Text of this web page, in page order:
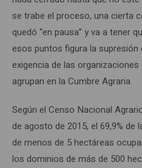
se trabe el proceso, una cierta
quedó “en pausa” y va a tener
esos puntos figura la
exigencia de las
agrupan en la Cumbre Agraria.
Según el Censo Nacional
de agosto de 2015, el 69,9% de
de menos de 5 hectáreas
los dominios de más de 500